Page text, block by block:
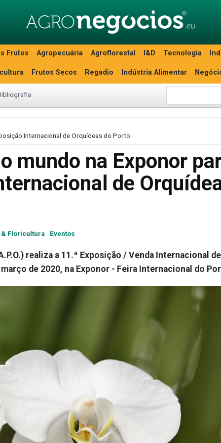
Frutos Agropecuária Agroflorestal I&D Tecnologia
Frutos Secos Regadio Indústria Alimentar
Internacional de Orquídeas do Porto
mundo na Exponor
de
Floricultura Eventos
realiza a 11.ª Exposição / Venda Internacional de
de 2020, na Exponor - Feira Internacional do